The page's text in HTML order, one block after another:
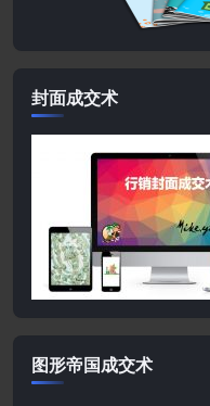
封面成交术
图形帝国成交术